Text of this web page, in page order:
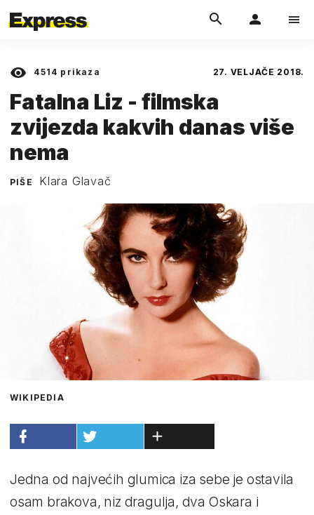
4514 prikaza 27. VELJAČE 2018.
Fatalna Liz - filmska
zvijezda kakvih danas više
nema
PIŠE Klara Glavač
WIKIPEDIA
Jedna od najvećih glumica iza sebe je ostavila
osam brakova, niz dragulja, dva Oskara i